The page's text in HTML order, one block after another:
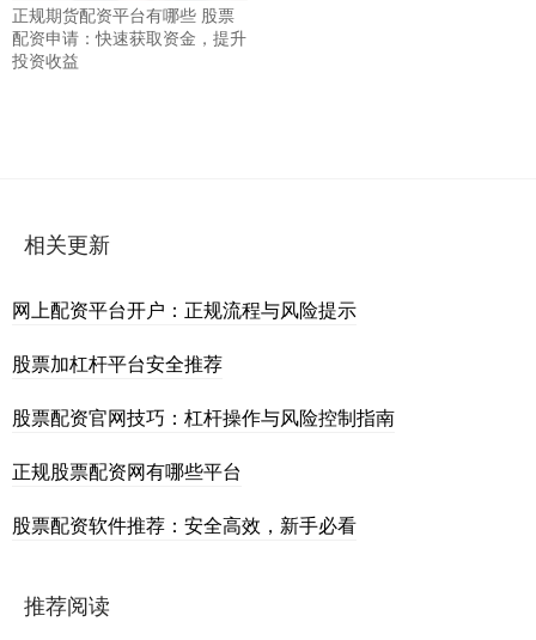
正规期货配资平台有哪些 股票
配资申请：快速获取资金，提升
投资收益
相关更新
网上配资平台开户：正规流程与风险提示
股票加杠杆平台安全推荐
股票配资官网技巧：杠杆操作与风险控制指南
正规股票配资网有哪些平台
股票配资软件推荐：安全高效，新手必看
推荐阅读